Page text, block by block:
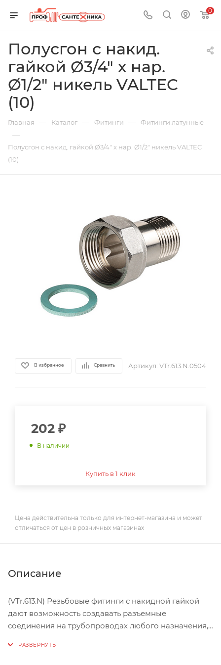
0
Полусгон с накид.
гайкой Ø3/4" х нар.
Ø1/2" никель VALTEC
(10)
Главная — Каталог — Фитинги — Фитинги латунные
—
Полусгон с накид. гайкой Ø3/4" х нар. Ø1/2" никель VALTEC
(10)
В избранное Сравнить Артикул: VTr.613.N.0504
202 ₽
В наличии
Купить в 1 клик
Цена действительна только для интернет-магазина и может
отличаться от цен в розничных магазинах
Описание
(VTr.613.N) Резьбовые фитинги с накидной гайкой
дают возможность создавать разъемные
соединения на трубопроводах любого назначения,